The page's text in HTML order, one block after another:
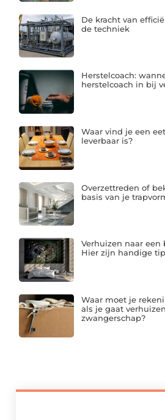
De kracht van
de techniek
Herstelcoach:
herstelcoach in bij
Waar vind je een
leverbaar is?
Overzettreden of
basis van je
Verhuizen naar een
Hier zijn handige
Waar moet je
als je gaat
zwangerschap?